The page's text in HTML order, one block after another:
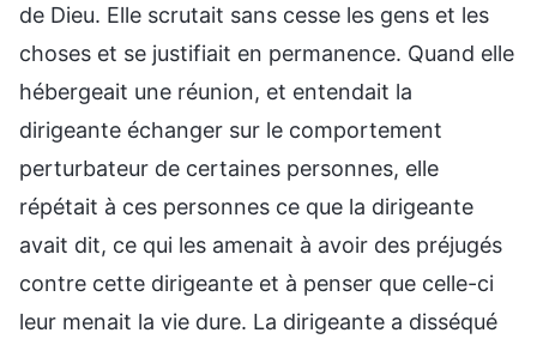
de Dieu. Elle scrutait sans cesse les gens et les
choses et se justifiait en permanence. Quand elle
hébergeait une réunion, et entendait la
dirigeante échanger sur le comportement
perturbateur de certaines personnes, elle
répétait à ces personnes ce que la dirigeante
avait dit, ce qui les amenait à avoir des préjugés
contre cette dirigeante et à penser que celle-ci
leur menait la vie dure. La dirigeante a disséqué